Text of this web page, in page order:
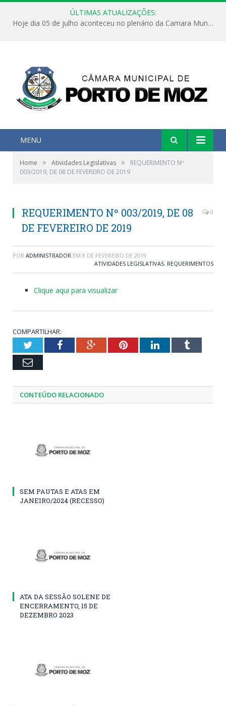
ÚLTIMAS ATUALIZAÇÕES:
Hoje dia 05 de julho aconteceu no plenário da Camara Municipal de Porto de Moz a Sessão Solene de Abertura dos Trabalhos Legislativos 2º Período da 23ª Legislatura
MENU
Home » Atividades Legislativas »
REQUERIMENTO Nº
003/2019, DE 08 DE FEVEREIRO DE 2019
REQUERIMENTO Nº 003/2019, DE 08
DE FEVEREIRO DE 2019
0
POR ADMINISTRADOR EM 8 DE FEVEREIRO DE 2019
ATIVIDADES LEGISLATIVAS, REQUERIMENTOS
Clique aqui para visualizar
COMPARTILHAR:
TwitterFacebookGoogle+PinterestLinkedInTumblr
Email
CONTEÚDO RELACIONADO
SEM PAUTAS E ATAS EM
JANEIRO/2024 (RECESSO)
ATA DA SESSÃO SOLENE DE
ENCERRAMENTO, 15 DE
DEZEMBRO 2023